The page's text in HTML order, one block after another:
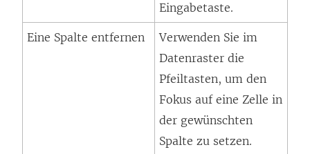
Eingabetaste.
Eine Spalte entfernen
Verwenden Sie im
Datenraster die
Pfeiltasten, um den
Fokus auf eine Zelle in
der gewünschten
Spalte zu setzen.